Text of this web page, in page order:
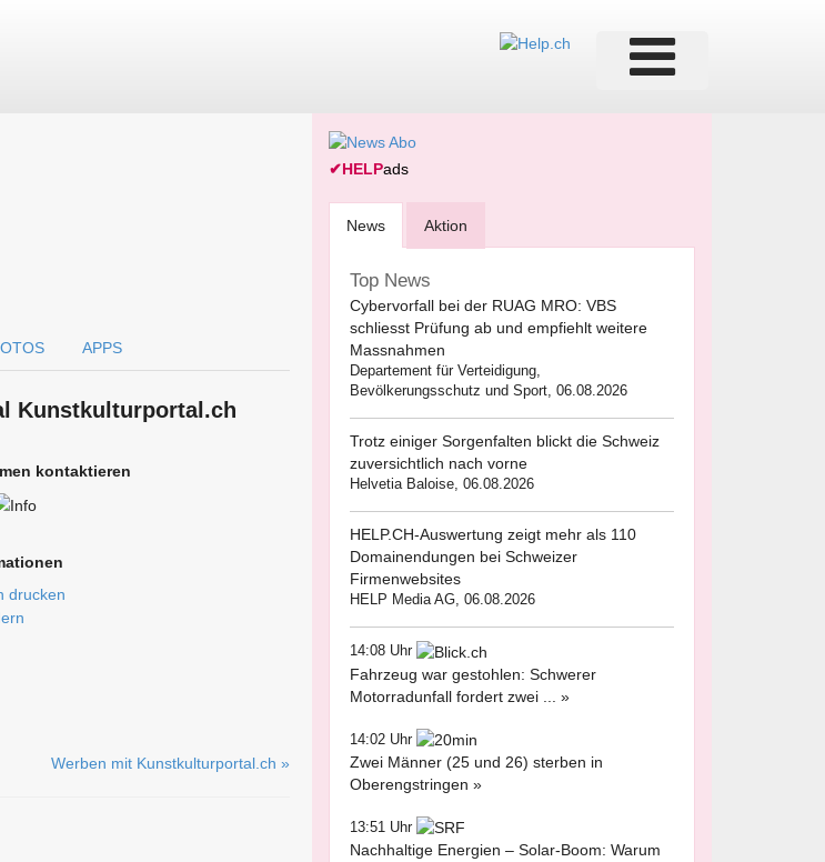
APPS
Kunstkulturportal.ch
kontaktieren
drucken
Werben mit Kunstkulturportal.ch »
✔HELPads
News Aktion
Top News
Cybervorfall bei der RUAG MRO: VBS
schliesst Prüfung ab und empfiehlt weitere
Massnahmen
Departement für Verteidigung,
Bevölkerungsschutz und Sport, 06.08.2026
Trotz einiger Sorgenfalten blickt die Schweiz
zuversichtlich nach vorne
Helvetia Baloise, 06.08.2026
HELP.CH-Auswertung zeigt mehr als 110
Domainendungen bei Schweizer
Firmenwebsites
HELP Media AG, 06.08.2026
14:08 Uhr
Fahrzeug war gestohlen: Schwerer
Motorradunfall fordert zwei ... »
14:02 Uhr
Zwei Männer (25 und 26) sterben in
Oberengstringen »
13:51 Uhr
Nachhaltige Energien – Solar-Boom: Warum